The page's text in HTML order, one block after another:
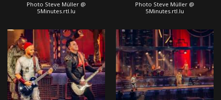
Photo Steve Müller @
5Minutes.rtl.lu
Photo Steve Müller @
5Minutes.rtl.lu